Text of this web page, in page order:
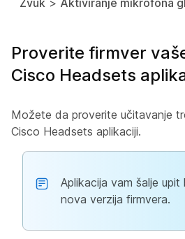
Zvuk > Aktiviranje mikrofona
Proverite firmver
Cisco Headsets
Možete da proverite učitavanje
Cisco Headsets aplikaciji.
Aplikacija vam šalje
nova verzija firmvera.